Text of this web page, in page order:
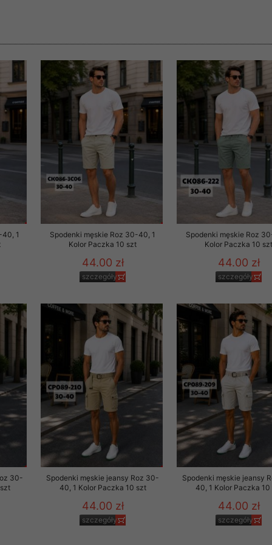
1
Spodenki męskie Roz 30-40, 1
Kolor Paczka 10 szt
44.00 zł
szczegóły
Spodenki męskie Roz
Kolor Paczka 10
44.00 zł
szczegóły
30-
Spodenki męskie jeansy Roz 30-
40, 1 Kolor Paczka 10 szt
44.00 zł
szczegóły
Spodenki męskie jeansy
40, 1 Kolor Paczka 10
44.00 zł
szczegóły
wycofanie zgody nie
oraz usunięcia
zautomatyzowanemu
Twoich
osobowych.
udzielonego przez
29 sierpnia 1997 r. o
jedynie uprawnieni
danych w celu
osobom trzecim,
na podstawie
komputerze Klienta
naszej oferty do
internetowej
tych plików
na komputerze